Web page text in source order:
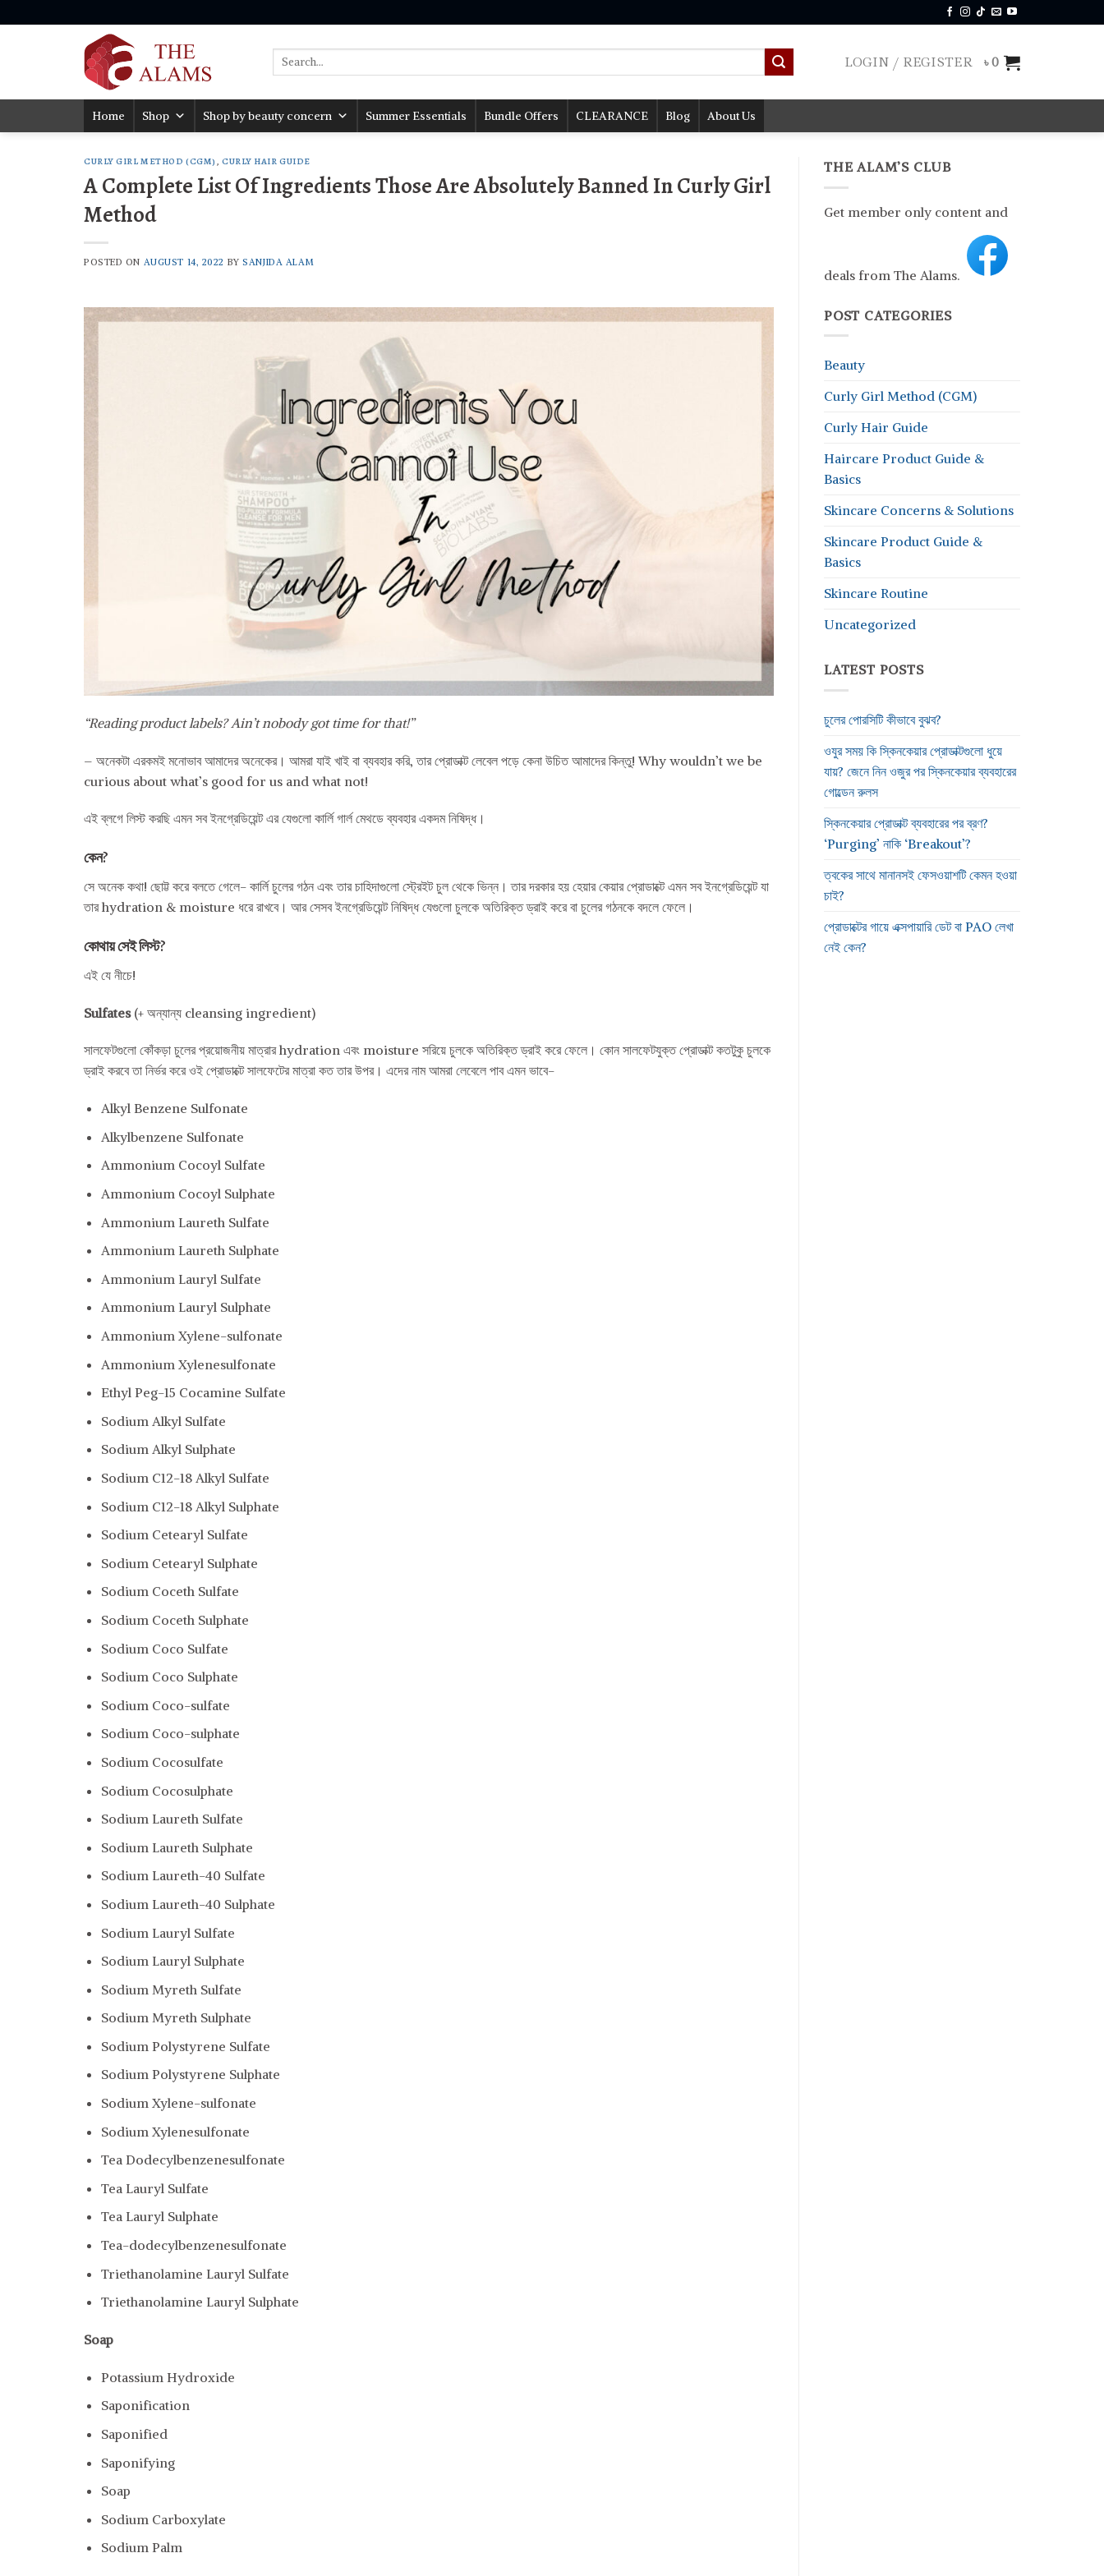
to
Search
LOGIN / REGISTER ৳0
Home Shop Shop by beauty concern Summer Essentials Bundle Offers CLEARANCE Blog About Us
CURLY GIRL METHOD (CGM) ,CURLY HAIR GUIDE
A Complete List Of Ingredients Those Are Absolutely Banned In Curly Girl
Method
POSTED ON AUGUST 14, 2022 BYSANJIDA ALAM
“Reading product labels? Ain’t nobody got time for that!”
– অনেকটা এরকমই মনোভাব আমাদের অনেকের। আমরা যাই খাই বা ব্যবহার করি, তার প্রোডাক্ট লেবেল পড়ে কেনা উচিত আমাদের কিন্তু! Why wouldn’t we be
curious about what’s good for us and what not!
এই ব্লগে লিস্ট করছি এমন সব ইনগ্রেডিয়েন্ট এর যেগুলো কার্লি গার্ল মেথডে ব্যবহার একদম নিষিদ্ধ।
কেন?
সে অনেক কথা! ছোট্ট করে বলতে গেলে- কার্লি চুলের গঠন এবং তার চাহিদাগুলো স্ট্রেইট চুল থেকে ভিন্ন। তার দরকার হয় হেয়ার কেয়ার প্রোডাক্টে এমন সব ইনগ্রেডিয়েন্ট যা
তার hydration & moisture ধরে রাখবে। আর সেসব ইনগ্রেডিয়েন্ট নিষিদ্ধ যেগুলো চুলকে অতিরিক্ত ড্রাই করে বা চুলের গঠনকে বদলে ফেলে।
কোথায় সেই লিস্ট?
এই যে নীচে!
Sulfates (+ অন্যান্য cleansing ingredient)
সালফেটগুলো কোঁকড়া চুলের প্রয়োজনীয় মাত্রার hydration এবং moisture সরিয়ে চুলকে অতিরিক্ত ড্রাই করে ফেলে। কোন সালফেটযুক্ত প্রোডাক্ট কতটুকু চুলকে
ড্রাই করবে তা নির্ভর করে ওই প্রোডাক্টে সালফেটের মাত্রা কত তার উপর। এদের নাম আমরা লেবেলে পাব এমন ভাবে-
Alkyl Benzene Sulfonate
Alkylbenzene Sulfonate
Ammonium Cocoyl Sulfate
Ammonium Cocoyl Sulphate
Ammonium Laureth Sulfate
Ammonium Laureth Sulphate
Ammonium Lauryl Sulfate
Ammonium Lauryl Sulphate
Ammonium Xylene-sulfonate
Ammonium Xylenesulfonate
Ethyl Peg-15 Cocamine Sulfate
Sodium Alkyl Sulfate
Sodium Alkyl Sulphate
Sodium C12-18 Alkyl Sulfate
Sodium C12-18 Alkyl Sulphate
Sodium Cetearyl Sulfate
Sodium Cetearyl Sulphate
Sodium Coceth Sulfate
Sodium Coceth Sulphate
Sodium Coco Sulfate
Sodium Coco Sulphate
Sodium Coco-sulfate
Sodium Coco-sulphate
Sodium Cocosulfate
Sodium Cocosulphate
Sodium Laureth Sulfate
Sodium Laureth Sulphate
Sodium Laureth-40 Sulfate
Sodium Laureth-40 Sulphate
Sodium Lauryl Sulfate
Sodium Lauryl Sulphate
Sodium Myreth Sulfate
Sodium Myreth Sulphate
Sodium Polystyrene Sulfate
Sodium Polystyrene Sulphate
Sodium Xylene-sulfonate
Sodium Xylenesulfonate
Tea Dodecylbenzenesulfonate
Tea Lauryl Sulfate
Tea Lauryl Sulphate
Tea-dodecylbenzenesulfonate
Triethanolamine Lauryl Sulfate
Triethanolamine Lauryl Sulphate
Soap
Potassium Hydroxide
Saponification
Saponified
Saponifying
Soap
Sodium Carboxylate
Sodium Palm
THE ALAM’S CLUB
Get member only content and
deals from The Alams.
POST CATEGORIES
Beauty
Curly Girl Method (CGM)
Curly Hair Guide
Haircare Product Guide &
Basics
Skincare Concerns & Solutions
Skincare Product Guide &
Basics
Skincare Routine
Uncategorized
LATEST POSTS
চুলের পোরসিটি কীভাবে বুঝব?
ওযুর সময় কি স্কিনকেয়ার প্রোডাক্টগুলো ধুয়ে
যায়? জেনে নিন ওজুর পর স্কিনকেয়ার ব্যবহারের
গোল্ডেন রুলস
স্কিনকেয়ার প্রোডাক্ট ব্যবহারের পর ব্রণ?
‘Purging’ নাকি ‘Breakout’?
ত্বকের সাথে মানানসই ফেসওয়াশটি কেমন হওয়া
চাই?
প্রোডাক্টের গায়ে এক্সপায়ারি ডেট বা PAO লেখা
নেই কেন?